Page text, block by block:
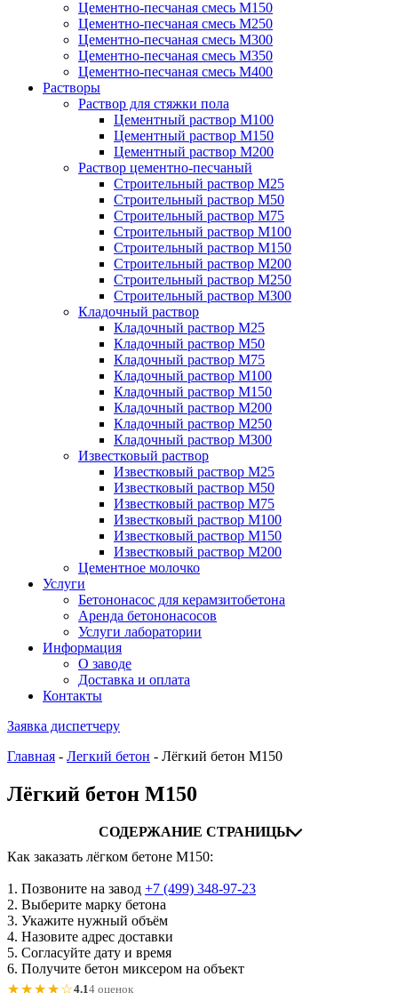
Цементно-песчаная смесь М150
Цементно-песчаная смесь М250
Цементно-песчаная смесь М300
Цементно-песчаная смесь М350
Цементно-песчаная смесь М400
Растворы
Раствор для стяжки пола
Цементный раствор М100
Цементный раствор М150
Цементный раствор М200
Раствор цементно-песчаный
Строительный раствор М25
Строительный раствор М50
Строительный раствор М75
Строительный раствор М100
Строительный раствор М150
Строительный раствор М200
Строительный раствор М250
Строительный раствор М300
Кладочный раствор
Кладочный раствор М25
Кладочный раствор М50
Кладочный раствор М75
Кладочный раствор М100
Кладочный раствор М150
Кладочный раствор М200
Кладочный раствор М250
Кладочный раствор М300
Известковый раствор
Известковый раствор М25
Известковый раствор М50
Известковый раствор М75
Известковый раствор М100
Известковый раствор М150
Известковый раствор М200
Цементное молочко
Услуги
Бетононасос для керамзитобетона
Аренда бетононасосов
Услуги лаборатории
Информация
О заводе
Доставка и оплата
Контакты
Заявка диспетчеру
Главная - Легкий бетон - Лёгкий бетон М150
Лёгкий бетон М150
СОДЕРЖАНИЕ СТРАНИЦЫ
Как заказать лёгком бетоне М150:
1. Позвоните на завод +7 (499) 348-97-23
2. Выберите марку бетона
3. Укажите нужный объём
4. Назовите адрес доставки
5. Согласуйте дату и время
6. Получите бетон миксером на объект
★★★★☆4.14 оценок